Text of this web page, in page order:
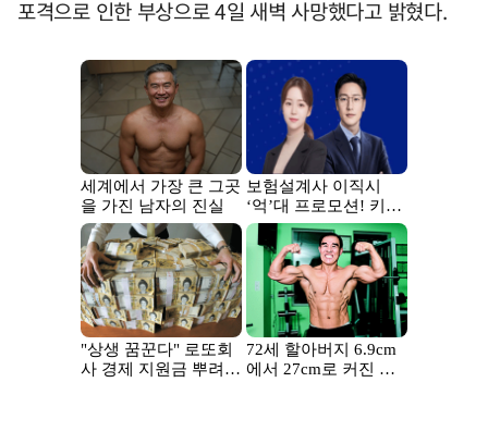
포격으로 인한 부상으로 4일 새벽 사망했다고 밝혔다.